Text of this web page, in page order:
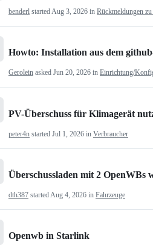
benderl startedAug 3, 2026 in Rückmeldungen
Howto: Installation aus dem
Gerolein asked Jun 20, 2026 in Einrichtung/
PV-Überschuss für Klimagerät
peter4n started Jul 1, 2026 in Verbraucher
Überschussladen mit 2 OpenWBs
dth387 startedAug 4, 2026 in Fahrzeuge
Openwb in Starlink